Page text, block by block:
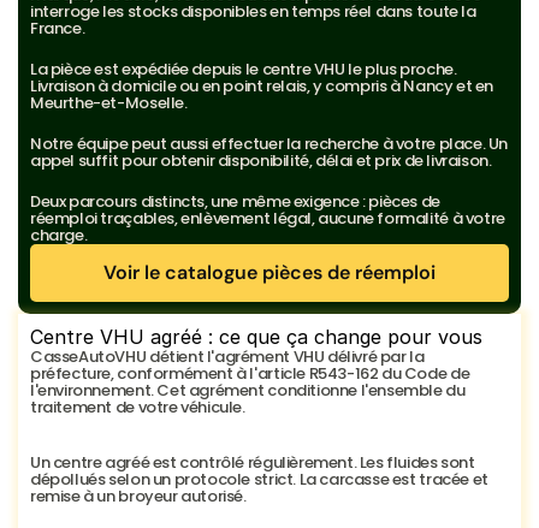
interroge les stocks disponibles en temps réel dans toute la
France.
La pièce est expédiée depuis le centre VHU le plus proche.
Livraison à domicile ou en point relais, y compris à Nancy et en
Meurthe-et-Moselle.
Notre équipe peut aussi effectuer la recherche à votre place. Un
appel suffit pour obtenir disponibilité, délai et prix de livraison.
Deux parcours distincts, une même exigence : pièces de
réemploi traçables, enlèvement légal, aucune formalité à votre
charge.
Voir le catalogue pièces de réemploi
Voir le catalogue pièces de réemploi
Centre VHU agréé : ce que ça change pour vous
CasseAutoVHU détient l'agrément VHU délivré par la
préfecture, conformément à l'article R543-162 du Code de
l'environnement. Cet agrément conditionne l'ensemble du
traitement de votre véhicule.
Un centre agréé est contrôlé régulièrement. Les fluides sont
dépollués selon un protocole strict. La carcasse est tracée et
remise à un broyeur autorisé.